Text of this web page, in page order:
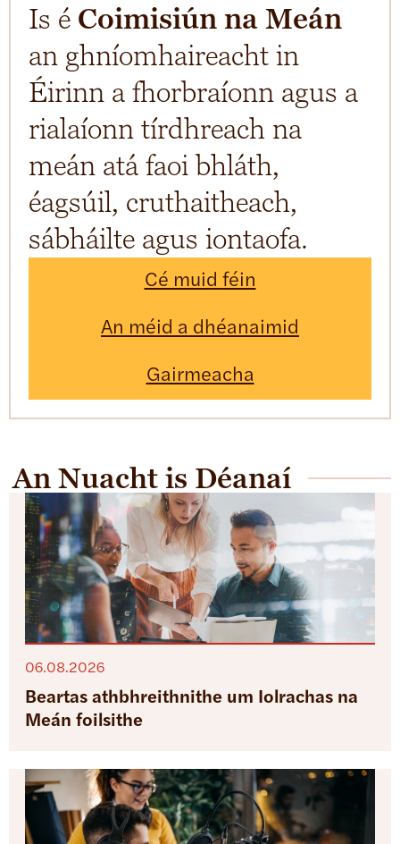
Is é Coimisiún na Meán
an ghníomhaireacht in
Éirinn a fhorbraíonn agus a
rialaíonn tírdhreach na
meán atá faoi bhláth,
éagsúil, cruthaitheach,
sábháilte agus iontaofa.
Cé muid féin
An méid a dhéanaimid
Gairmeacha
An Nuacht is Déanaí
Beartas athbhreithnithe um Iolrachas na
Meán foilsithe
06.08.2026